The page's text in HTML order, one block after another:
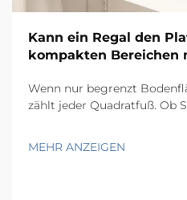
Kann ein Regal den
kompakten Bereichen
Wenn nur begrenzt
zählt jeder Quadratfuß. Ob
organisieren – die
MEHR ANZEIGEN